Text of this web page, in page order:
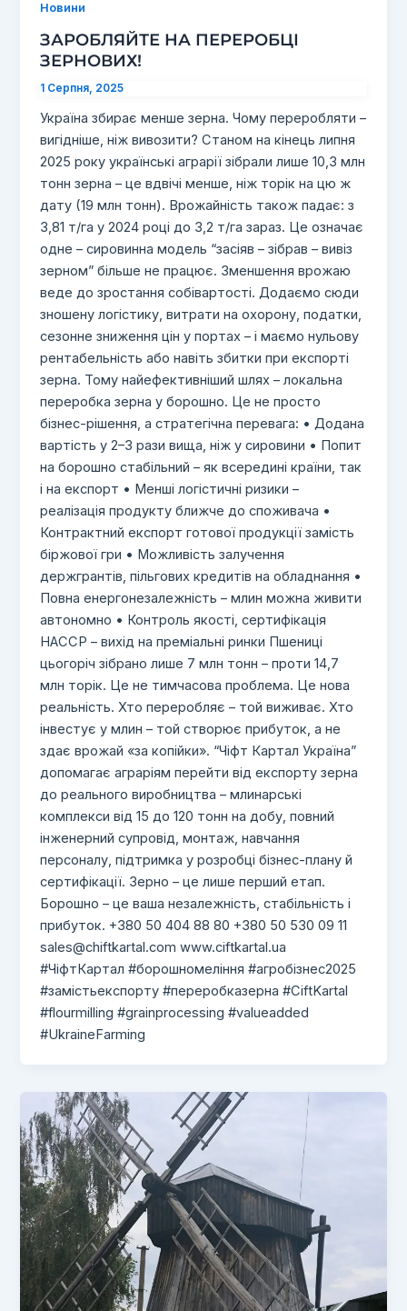
Новини
ЗАРОБЛЯЙТЕ НА ПЕРЕРОБЦІ
ЗЕРНОВИХ!
1 Серпня, 2025
Україна збирає менше зерна. Чому переробляти –
вигідніше, ніж вивозити? Станом на кінець липня
2025 року українські аграрії зібрали лише 10,3 млн
тонн зерна – це вдвічі менше, ніж торік на цю ж
дату (19 млн тонн). Врожайність також падає: з
3,81 т/га у 2024 році до 3,2 т/га зараз. Це означає
одне – сировинна модель “засіяв – зібрав – вивіз
зерном” більше не працює. Зменшення врожаю
веде до зростання собівартості. Додаємо сюди
зношену логістику, витрати на охорону, податки,
сезонне зниження цін у портах – і маємо нульову
рентабельність або навіть збитки при експорті
зерна. Тому найефективніший шлях – локальна
переробка зерна у борошно. Це не просто
бізнес-рішення, а стратегічна перевага: • Додана
вартість у 2–3 рази вища, ніж у сировини • Попит
на борошно стабільний – як всередині країни, так
і на експорт • Менші логістичні ризики –
реалізація продукту ближче до споживача •
Контрактний експорт готової продукції замість
біржової гри • Можливість залучення
держгрантів, пільгових кредитів на обладнання •
Повна енергонезалежність – млин можна живити
автономно • Контроль якості, сертифікація
HACCP – вихід на преміальні ринки Пшениці
цьогоріч зібрано лише 7 млн тонн – проти 14,7
млн торік. Це не тимчасова проблема. Це нова
реальність. Хто переробляє – той виживає. Хто
інвестує у млин – той створює прибуток, а не
здає врожай «за копійки». “Чіфт Картал Україна”
допомагає аграріям перейти від експорту зерна
до реального виробництва – млинарські
комплекси від 15 до 120 тонн на добу, повний
інженерний супровід, монтаж, навчання
персоналу, підтримка у розробці бізнес-плану й
сертифікації. Зерно – це лише перший етап.
Борошно – це ваша незалежність, стабільність і
прибуток. +380 50 404 88 80 +380 50 530 09 11
sales@chiftkartal.com www.ciftkartal.ua
#ЧіфтКартал #борошномеління #агробізнес2025
#замістьекспорту #переробказерна #CiftKartal
#flourmilling #grainprocessing #valueadded
#UkraineFarming